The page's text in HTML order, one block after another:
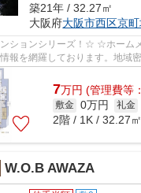
築21年 / 32.27㎡
大阪府大阪市西区京
ションシリーズ！☆ ☆ホームメ
報を網羅しております。地域
お部屋探し品質であ...
7万円 (管理費等
敷金 0万円 礼金
2階 / 1K / 32.27㎡
W.O.B AWAZA